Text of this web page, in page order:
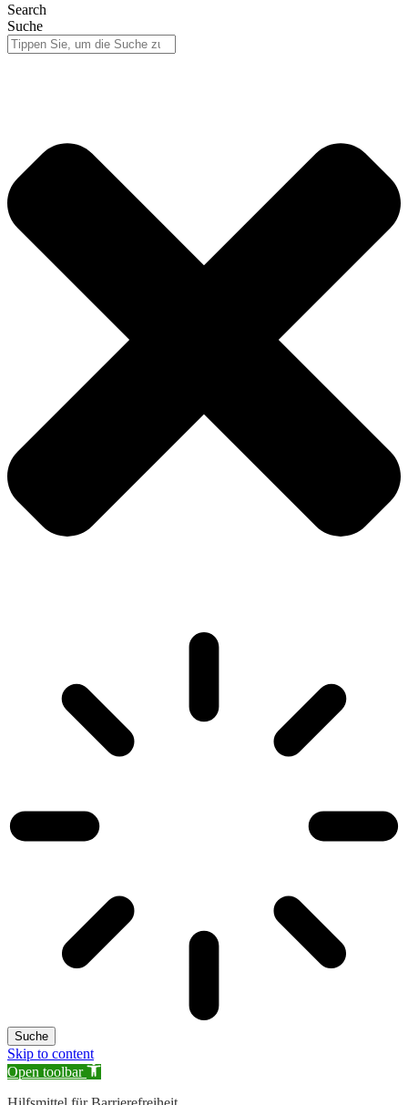
Search
Suche
Suche
Skip to content
Open toolbar